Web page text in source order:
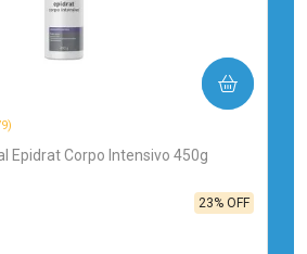
Epidrat Corpo Intensivo 450g
23% OFF
COMPRAR